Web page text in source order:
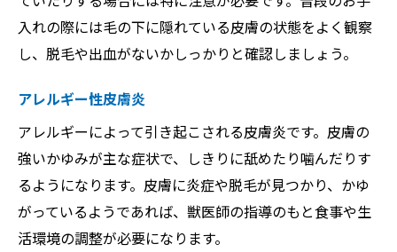
入れの際には毛の下に隠れている皮膚の状態をよく観察
し、脱毛や出血がないかしっかりと確認しましょう。
アレルギー性皮膚炎
アレルギーによって引き起こされる皮膚炎です。皮膚の
強いかゆみが主な症状で、しきりに舐めたり噛んだりす
るようになります。皮膚に炎症や脱毛が見つかり、かゆ
がっているようであれば、獣医師の指導のもと食事や生
活環境の調整が必要になります。